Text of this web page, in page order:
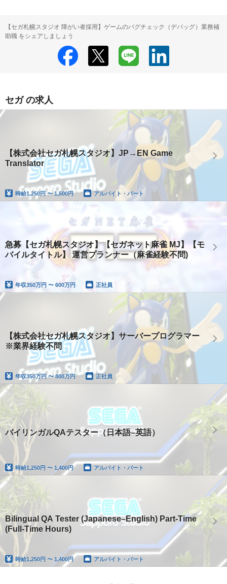
【セガ札幌スタジオ 障がい者採用】ゲームのバグチェック（デバッグ）業務補
助職 をシェアしましょう
セガ の求人
【株式会社セガ札幌スタジオ】JP→EN Game
Translator
時給1,250円 〜 1,500円 アルバイト・パート
急募【セガ札幌スタジオ】【セガネット麻雀 MJ】【モ
バイルタイトル】 運営プランナー（麻雀経験不問)
年収350万円 〜 600万円 正社員
【株式会社セガ札幌スタジオ】サーバープログラマー
※業界経験不問
年収350万円 〜 800万円 正社員
バイリンガルQAテスター（日本語–英語）
時給1,250円 〜 1,400円 アルバイト・パート
Bilingual QA Tester (Japanese–English) Part-Time
(Full-Time Hours)
時給1,250円 〜 1,400円 アルバイト・パート